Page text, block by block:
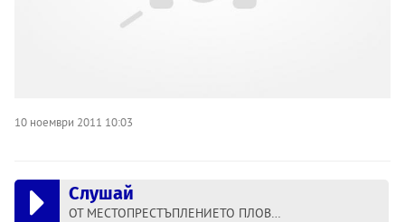
10 ноември 2011 10:03
Слушай
ОТ МЕСТОПРЕСТЪПЛЕНИЕТО ПЛОВДИВ: Санитар блудствал с пациентка в асансьора на болница